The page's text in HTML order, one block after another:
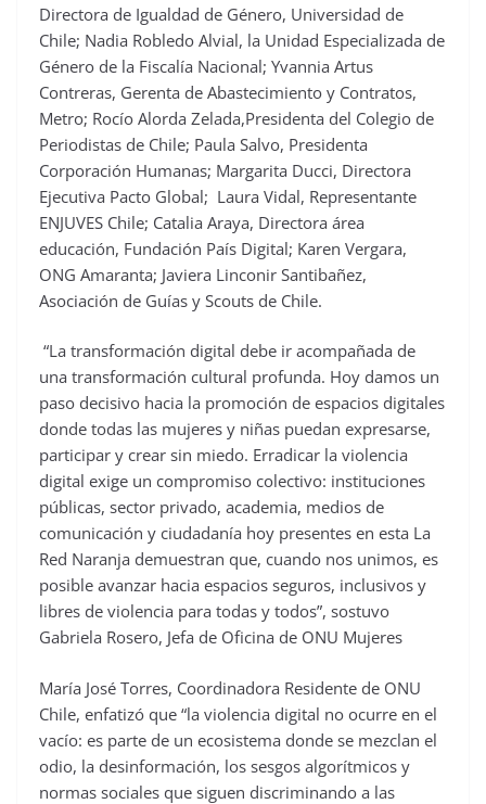
Directora de Igualdad de Género, Universidad de
Chile; Nadia Robledo Alvial, la Unidad Especializada de
Género de la Fiscalía Nacional; Yvannia Artus
Contreras, Gerenta de Abastecimiento y Contratos,
Metro; Rocío Alorda Zelada,Presidenta del Colegio de
Periodistas de Chile; Paula Salvo, Presidenta
Corporación Humanas; Margarita Ducci, Directora
Ejecutiva Pacto Global; Laura Vidal, Representante
ENJUVES Chile; Catalia Araya, Directora área
educación, Fundación País Digital; Karen Vergara,
ONG Amaranta; Javiera Linconir Santibañez,
Asociación de Guías y Scouts de Chile.
“La transformación digital debe ir acompañada de
una transformación cultural profunda. Hoy damos un
paso decisivo hacia la promoción de espacios digitales
donde todas las mujeres y niñas puedan expresarse,
participar y crear sin miedo. Erradicar la violencia
digital exige un compromiso colectivo: instituciones
públicas, sector privado, academia, medios de
comunicación y ciudadanía hoy presentes en esta La
Red Naranja demuestran que, cuando nos unimos, es
posible avanzar hacia espacios seguros, inclusivos y
libres de violencia para todas y todos”, sostuvo
Gabriela Rosero, Jefa de Oficina de ONU Mujeres
María José Torres, Coordinadora Residente de ONU
Chile, enfatizó que “la violencia digital no ocurre en el
vacío: es parte de un ecosistema donde se mezclan el
odio, la desinformación, los sesgos algorítmicos y
normas sociales que siguen discriminando a las